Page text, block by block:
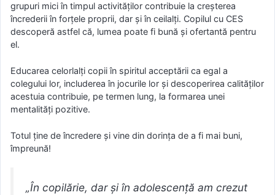
grupuri mici în timpul activităţilor contribuie la creşterea
încrederii în forţele proprii, dar şi în ceilalţi. Copilul cu CES
descoperă astfel că, lumea poate fi bună şi ofertantă pentru
el.
Educarea celorlalți copii în spiritul acceptării ca egal a
colegului lor, includerea în jocurile lor şi descoperirea calităţilor
acestuia contribuie, pe termen lung, la formarea unei
mentalităţi pozitive.
Totul ţine de încredere şi vine din dorinţa de a fi mai buni,
împreună!
„În copilărie, dar şi în adolescenţă am crezut